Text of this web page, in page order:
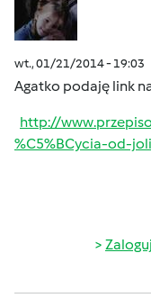
wt., 01/21/2014 - 19:03
Agatko podaję link
http://
%C5%BCycia-od-
Zaloguj